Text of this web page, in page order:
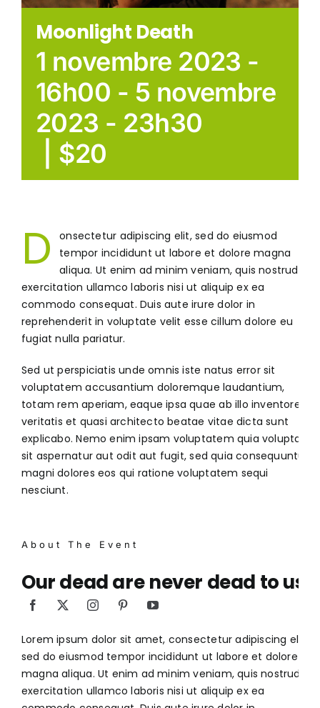
Moonlight Death
1 novembre 2023 -
16h00 - 5 novembre
2023 - 23h30
$20
D
onsectetur adipiscing elit, sed do eiusmod
tempor incididunt ut labore et dolore magna
aliqua. Ut enim ad minim veniam, quis nostrud
exercitation ullamco laboris nisi ut aliquip ex ea
commodo consequat. Duis aute irure dolor in
reprehenderit in voluptate velit esse cillum dolore eu
fugiat nulla pariatur.
Sed ut perspiciatis unde omnis iste natus error sit
voluptatem accusantium doloremque laudantium,
totam rem aperiam, eaque ipsa quae ab illo inventore
veritatis et quasi architecto beatae vitae dicta sunt
explicabo. Nemo enim ipsam voluptatem quia voluptas
sit aspernatur aut odit aut fugit, sed quia consequuntur
magni dolores eos qui ratione voluptatem sequi
nesciunt.
About The Event
Our dead are never dead to us
Lorem ipsum dolor sit amet, consectetur adipiscing elit,
sed do eiusmod tempor incididunt ut labore et dolore
magna aliqua. Ut enim ad minim veniam, quis nostrud
exercitation ullamco laboris nisi ut aliquip ex ea